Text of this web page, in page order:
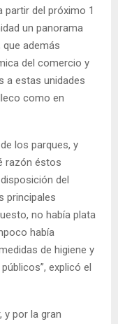
partir del próximo 1
un panorama
además
del comercio y
a estas unidades
como en
los parques, y
razón éstos
del
principales
no había plata
había
de higiene y
explicó el
y por la gran